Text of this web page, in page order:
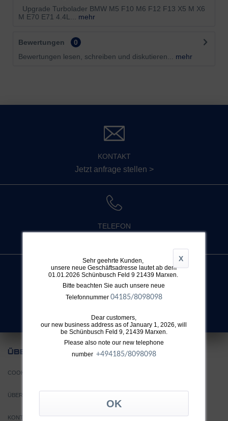
Upgrade Turbolader BMW M5 F10 M6 F12 F13 X5 M X6
M E70 E71 4.4L...
mehr
Bewertungen
0
Bewertungen lesen, schreiben und diskutieren...
mehr
X
Sehr geehrte Kunden,
unsere neue Geschäftsadresse lautet ab dem
01.01.2026 Schünbusch Feld 9 21439 Marxen.
Bitte beachten Sie auch unsere neue
Telefonnummer 04185/8098098
Dear customers,
our new business address as of January 1, 2026, will
be Schünbusch Feld 9, 21439 Marxen.
Please also note our new telephone
number +494185/8098098
KONTAKT
Jetzt anfrage stellen >
TELEFON
SUCHE
ÜBER
COOKIE EINSTELLUNGEN
ÜBER TTH
KONTAKT